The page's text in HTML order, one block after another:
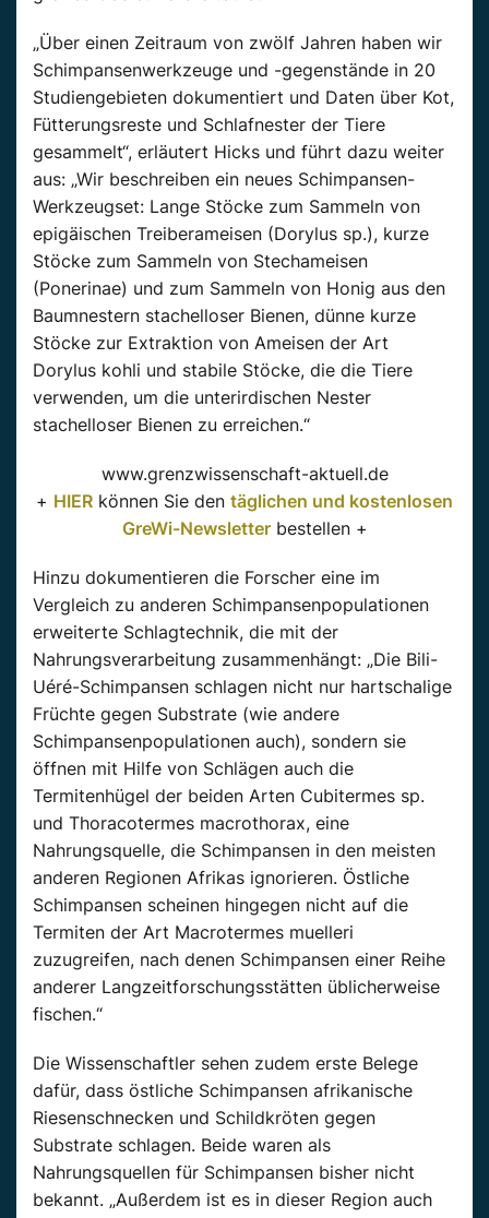
„Über einen Zeitraum von zwölf Jahren haben wir
Schimpansenwerkzeuge und -gegenstände in 20
Studiengebieten dokumentiert und Daten über Kot,
Fütterungsreste und Schlafnester der Tiere
gesammelt“, erläutert Hicks und führt dazu weiter
aus: „Wir beschreiben ein neues Schimpansen-
Werkzeugset: Lange Stöcke zum Sammeln von
epigäischen Treiberameisen (Dorylus sp.), kurze
Stöcke zum Sammeln von Stechameisen
(Ponerinae) und zum Sammeln von Honig aus den
Baumnestern stachelloser Bienen, dünne kurze
Stöcke zur Extraktion von Ameisen der Art
Dorylus kohli und stabile Stöcke, die die Tiere
verwenden, um die unterirdischen Nester
stachelloser Bienen zu erreichen.“
www.grenzwissenschaft-aktuell.de
+ HIER können Sie den täglichen und kostenlosen
GreWi-Newsletterbestellen +
Hinzu dokumentieren die Forscher eine im
Vergleich zu anderen Schimpansenpopulationen
erweiterte Schlagtechnik, die mit der
Nahrungsverarbeitung zusammenhängt: „Die Bili-
Uéré-Schimpansen schlagen nicht nur hartschalige
Früchte gegen Substrate (wie andere
Schimpansenpopulationen auch), sondern sie
öffnen mit Hilfe von Schlägen auch die
Termitenhügel der beiden Arten Cubitermes sp.
und Thoracotermes macrothorax, eine
Nahrungsquelle, die Schimpansen in den meisten
anderen Regionen Afrikas ignorieren. Östliche
Schimpansen scheinen hingegen nicht auf die
Termiten der Art Macrotermes muelleri
zuzugreifen, nach denen Schimpansen einer Reihe
anderer Langzeitforschungsstätten üblicherweise
fischen.“
Die Wissenschaftler sehen zudem erste Belege
dafür, dass östliche Schimpansen afrikanische
Riesenschnecken und Schildkröten gegen
Substrate schlagen. Beide waren als
Nahrungsquellen für Schimpansen bisher nicht
bekannt. „Außerdem ist es in dieser Region auch